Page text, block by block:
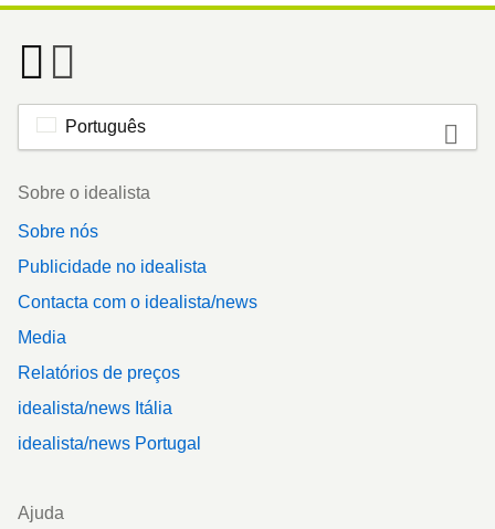
Português
Footer
Sobre o idealista
Sobre nós
Publicidade no idealista
Contacta com o idealista/news
Media
Relatórios de preços
idealista/news Itália
idealista/news Portugal
Ajuda